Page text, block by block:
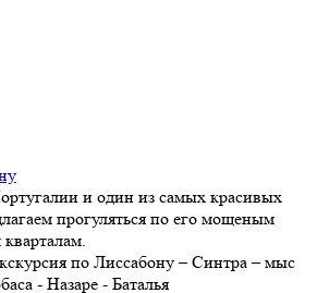
и один из самых красивых
прогуляться по его мощеным
по Лиссабону – Синтра – мыс
- Назаре - Баталья